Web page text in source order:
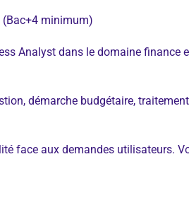
minimum)
Analyst dans le domaine finance
démarche budgétaire,
face aux demandes utilisateurs.